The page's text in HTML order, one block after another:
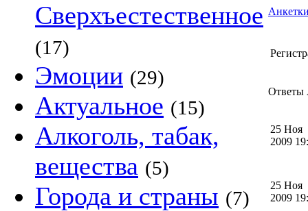
Сверхъестественное
(17)
Эмоции (29)
Актуальное (15)
Алкоголь, табак,
вещества (5)
Города и страны (7)
Ответы
25 Ноя
2009
25 Ноя
2009